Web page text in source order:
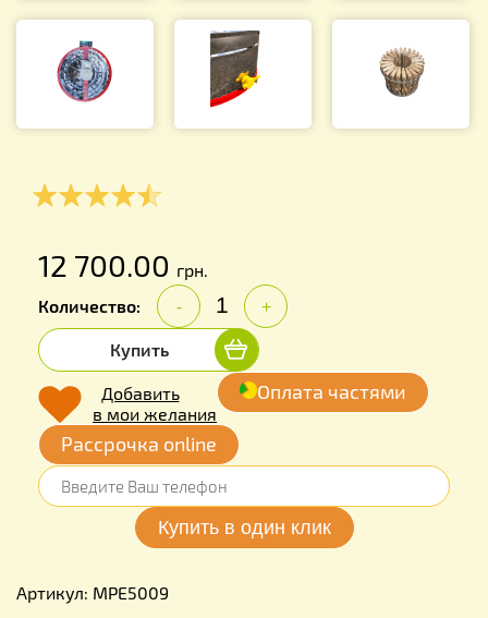
12 700.00 грн.
Количество:
- +
Купить
Добавить
в мои желания
Оплата частями
Рассрочка online
Артикул: MPE5009